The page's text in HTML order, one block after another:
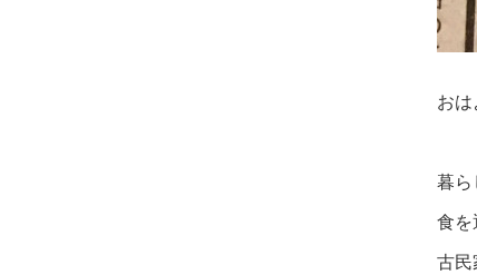
おは
暮ら
食
古